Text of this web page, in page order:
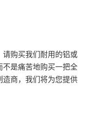
购买我们耐用的铝或
是痛苦地购买一把全
商，我们将为您提供